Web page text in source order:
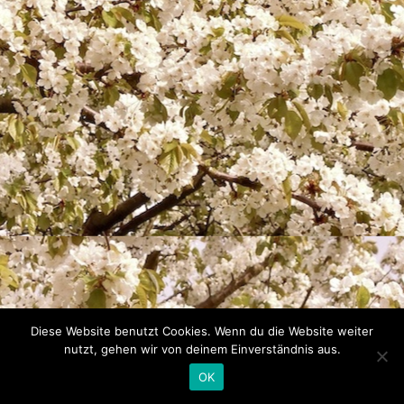
Diese Website benutzt Cookies. Wenn du die Website weiter
nutzt, gehen wir von deinem Einverständnis aus.
OK